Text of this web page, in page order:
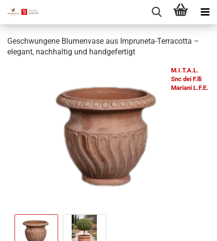
Geschwungene Blumenvase aus Impruneta-Terracotta –
elegant, nachhaltig und handgefertigt
M.I.T.A.L.
Snc dei F.lli
Mariani L.F.E.